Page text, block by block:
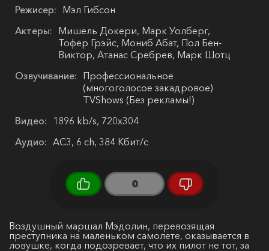
Режисер: Мэл Гибсон
Актеры: Мишель Докери, Марк Уолберг,
Тофер Грэйс, Мониб Абат, Пол Бен-
Виктор, Атанас Сребрев, Марк Шотц
Озвучивание: Профессиональное
(многоголосое закадровое)
TVShows (Без рекламы!)
Видео:
1896 kb/s, 720x304
Аудио: AC3, 6 ch, 384 Кбит/с
0
Воздушный маршал Мэдолин, перевозящая
преступника на маленьком самолете, оказывается в
ловушке, когда подозревает, что их пилот не тот, за